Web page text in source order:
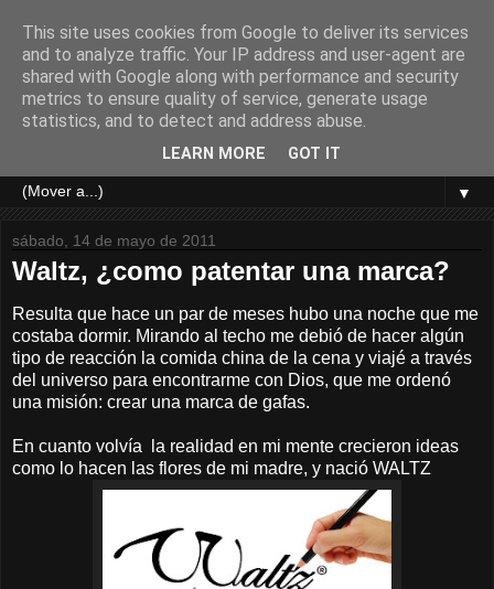
▼
sábado, 14 de mayo de 2011
Waltz, ¿como patentar una marca?
Resulta que hace un par de meses hubo una noche que me
costaba dormir. Mirando al techo me debió de hacer algún
tipo de reacción la comida china de la cena y viajé a través
del universo para encontrarme con Dios, que me ordenó
una misión: crear una marca de gafas.
En cuanto volvía la realidad en mi mente crecieron ideas
como lo hacen las flores de mi madre, y nació WALTZ
This site uses cookies from Google to deliver its services
and to analyze traffic. Your IP address and user-agent are
shared with Google along with performance and security
metrics to ensure quality of service, generate usage
statistics, and to detect and address abuse.
LEARN MORE GOT IT